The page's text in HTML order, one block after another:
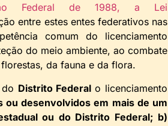
Federal de 1988, a Lei
entre estes entes federativos nas
comum do licenciamento
do meio ambiente, ao combate
da fauna e da flora.
Distrito Federalo licenciamento
ou desenvolvidos em mais de um
ou do Distrito Federal; b)